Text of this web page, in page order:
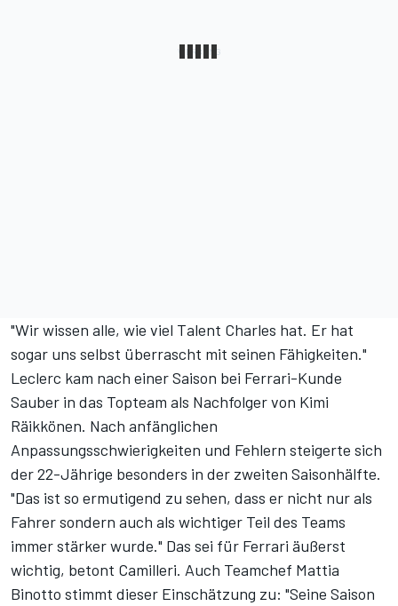
"Wir wissen alle, wie viel Talent Charles hat. Er hat
sogar uns selbst überrascht mit seinen Fähigkeiten."
Leclerc kam nach einer Saison bei Ferrari-Kunde
Sauber in das Topteam als Nachfolger von Kimi
Räikkönen. Nach anfänglichen
Anpassungsschwierigkeiten und Fehlern steigerte sich
der 22-Jährige besonders in der zweiten Saisonhälfte.
"Das ist so ermutigend zu sehen, dass er nicht nur als
Fahrer sondern auch als wichtiger Teil des Teams
immer stärker wurde." Das sei für Ferrari äußerst
wichtig, betont Camilleri. Auch Teamchef Mattia
Binotto stimmt dieser Einschätzung zu: "Seine Saison